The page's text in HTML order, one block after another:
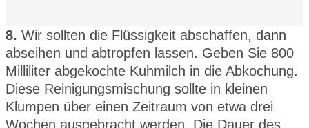
8. Wir sollten die Flüssigkeit abschaffen, dann
abseihen und abtropfen lassen. Geben Sie 800
Milliliter abgekochte Kuhmilch in die Abkochung.
Diese Reinigungsmischung sollte in kleinen
Klumpen über einen Zeitraum von etwa drei
Wochen ausgebracht werden. Die Dauer des